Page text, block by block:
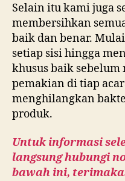
Selain itu kami juga
membersihkan
baik dan benar.
setiap sisi hingga
khusus baik sebelum
pemakian di tiap
menghilangkan
produk.
Untuk informasi
langsung hubungi
bawah ini,